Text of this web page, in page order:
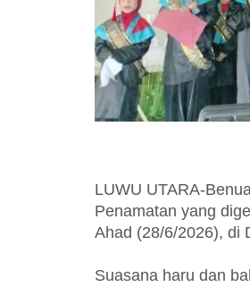
LUWU UTARA-
Penamatan yang
Ahad (28/6/2026), di
Suasana haru dan